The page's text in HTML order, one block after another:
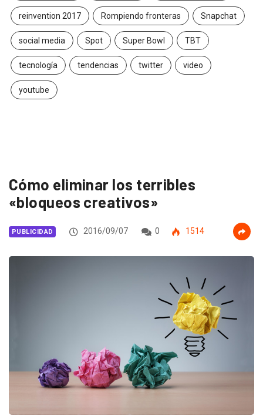
reinvention 2017 Rompiendo fronteras Snapchat
social media Spot Super Bowl TBT
tecnología tendencias twitter video
youtube
Cómo eliminar los terribles
«bloqueos creativos»
PUBLICIDAD 2016/09/07 0 1514